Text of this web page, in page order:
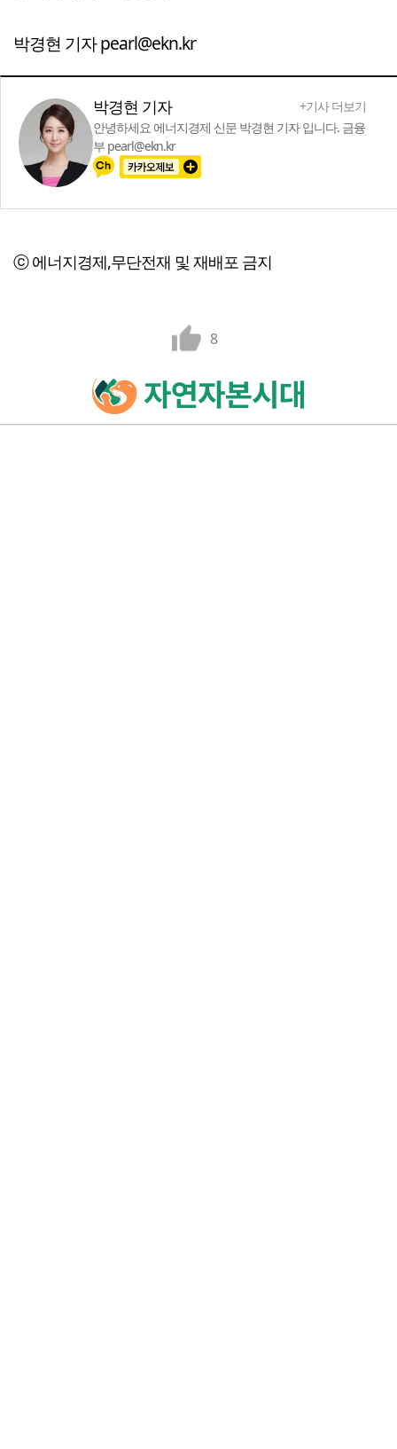
박경현 기자 pearl@ekn.kr
박경현 기자
+기사 더보기
안녕하세요 에너지경제 신문 박경현 기자 입니다. 금융
부 pearl@ekn.kr
ⓒ 에너지경제,무단전재 및 재배포 금지
8